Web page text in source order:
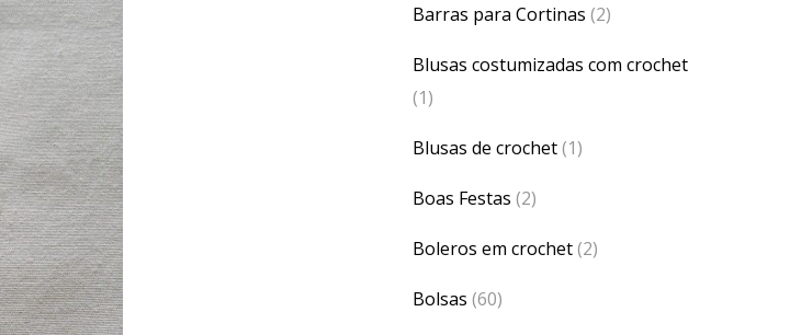
Barras para Cortinas (2)
Blusas costumizadas com crochet
(1)
Blusas de crochet(1)
Boas Festas (2)
Boleros em crochet(2)
Bolsas (60)